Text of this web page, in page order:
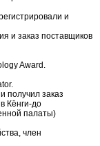
и
и заказ поставщиков
Award.
получил заказ
Кёнги-до
палаты)
член